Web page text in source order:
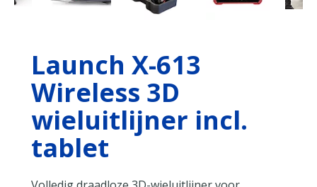
Launch X-613
Wireless 3D
wieluitlijner incl.
tablet